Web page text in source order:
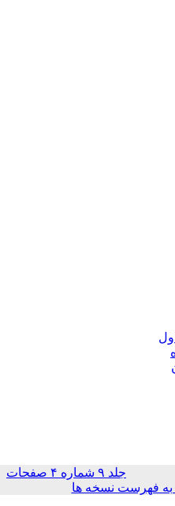
جلد ۹ شماره ۴ صفحات
فهرست نسخه ها